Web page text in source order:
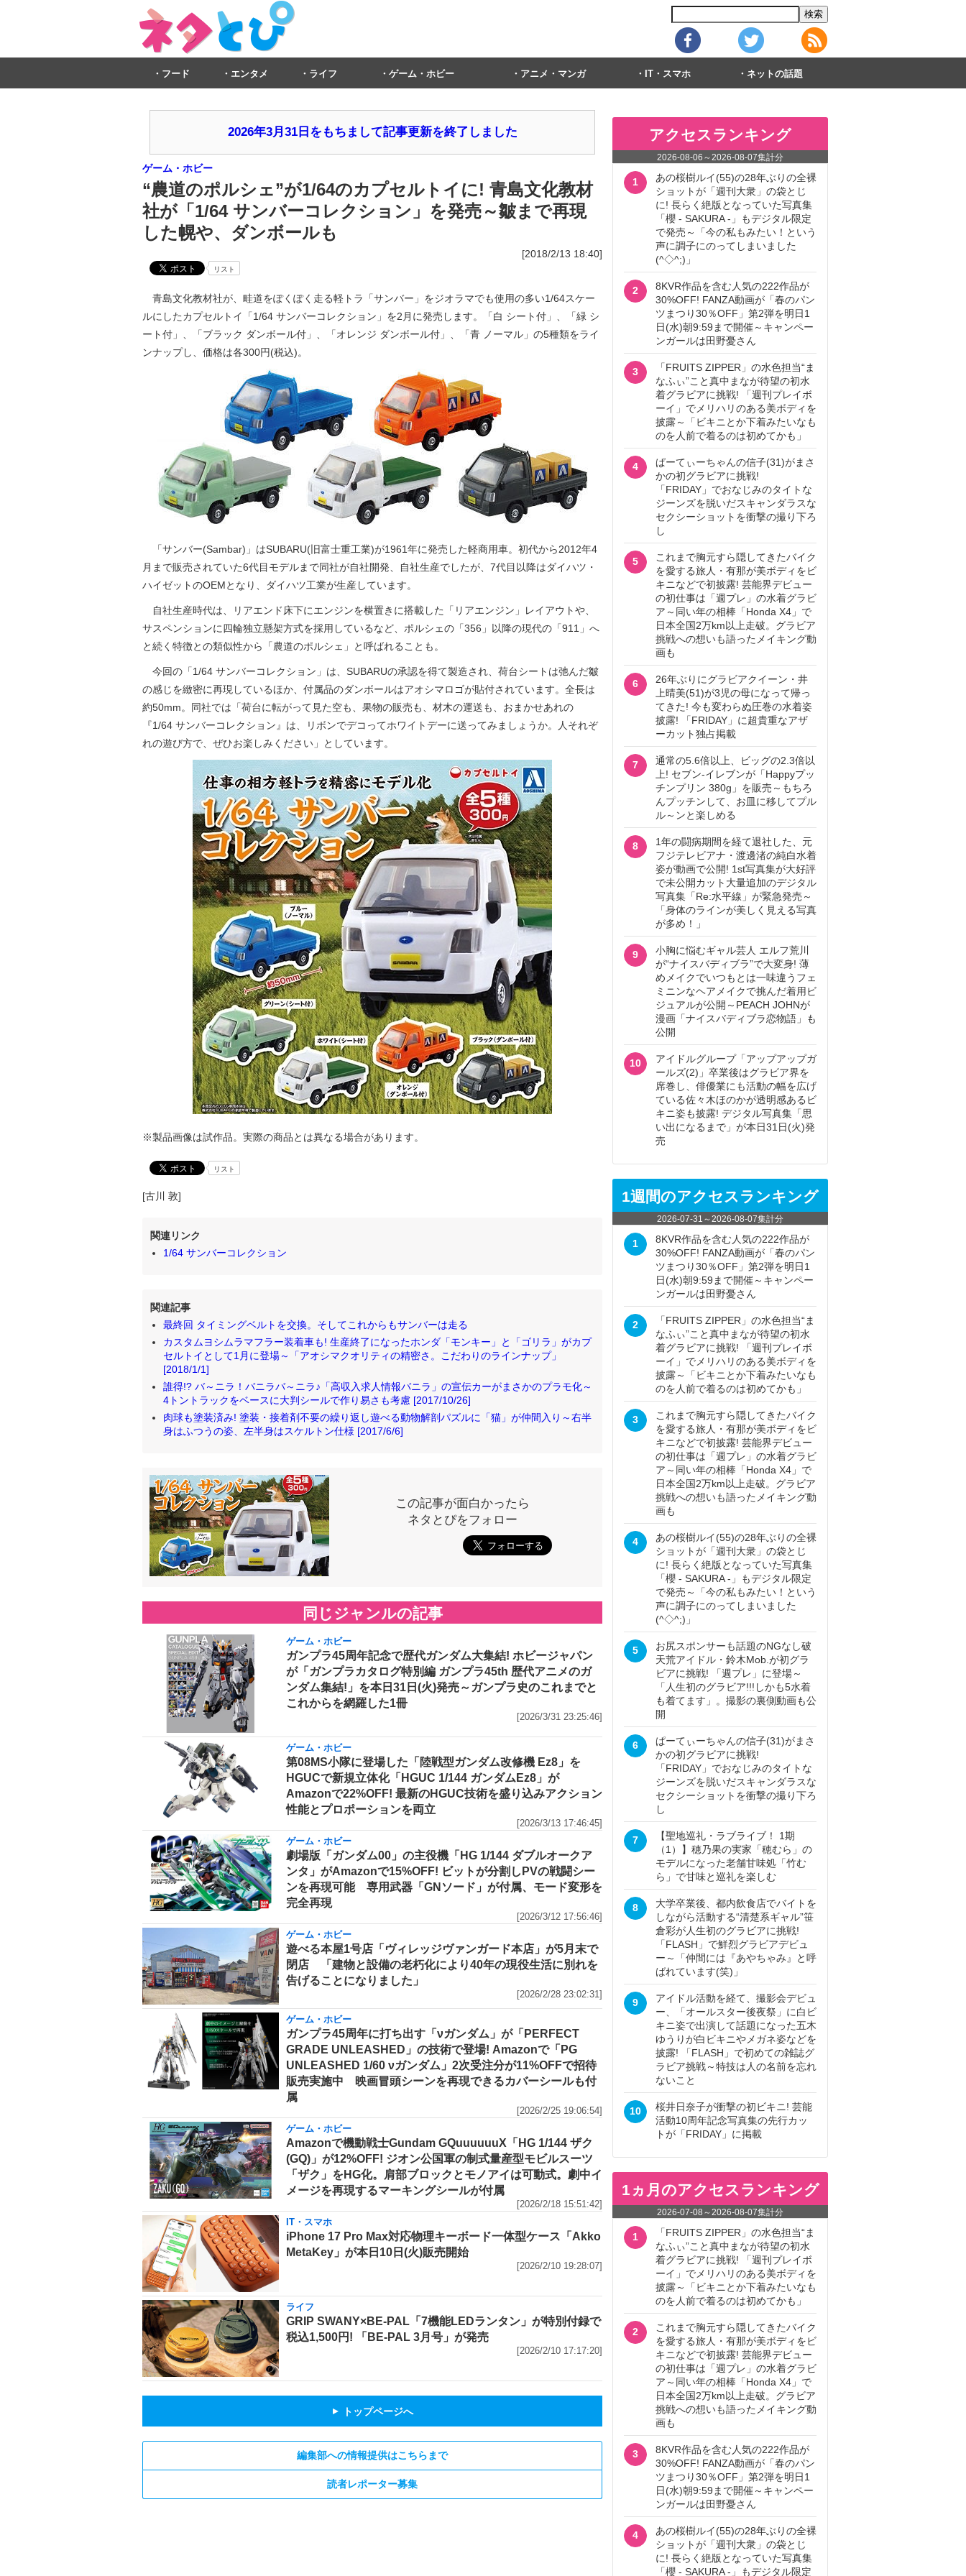
フード エンタメ ライフ ゲーム・ホビー アニメ・マンガ IT・スマホ ネットの話題
2026年3月31日をもちまして記事更新を終了しました
ゲーム・ホビー
“農道のポルシェ”が1/64のカプセルトイに! 青島文化教材
社が「1/64 サンバーコレクション」を発売～皺まで再現
した幌や、ダンボールも
[2018/2/13 18:40]
リスト
青島文化教材社が、畦道をぽくぽく走る軽トラ「サンバー」をジオラマでも使用の多い1/64スケー
ルにしたカプセルトイ「1/64 サンバーコレクション」を2月に発売します。「白 シート付」、「緑 シ
ート付」、「ブラック ダンボール付」、「オレンジ ダンボール付」、「青 ノーマル」の5種類をライ
ンナップし、価格は各300円(税込)。
「サンバー(Sambar)」はSUBARU(旧富士重工業)が1961年に発売した軽商用車。初代から2012年4
月まで販売されていた6代目モデルまで同社が自社開発、自社生産でしたが、7代目以降はダイハツ・
ハイゼットのOEMとなり、ダイハツ工業が生産しています。
自社生産時代は、リアエンド床下にエンジンを横置きに搭載した「リアエンジン」レイアウトや、
サスペンションに四輪独立懸架方式を採用しているなど、ポルシェの「356」以降の現代の「911」へ
と続く特徴との類似性から「農道のポルシェ」と呼ばれることも。
今回の「1/64 サンバーコレクション」は、SUBARUの承認を得て製造され、荷台シートは弛んだ皺
の感じを緻密に再現しているほか、付属品のダンボールはアオシマロゴが貼付されています。全長は
約50mm。同社では「荷台に転がって見た空も、果物の販売も、材木の運送も、おまかせあれの
『1/64 サンバーコレクション』は、リボンでデコってホワイトデーに送ってみましょうか。人それぞ
れの遊び方で、ぜひお楽しみください」としています。
※製品画像は試作品。実際の商品とは異なる場合があります。
リスト
[古川 敦]
関連リンク
1/64 サンバーコレクション
関連記事
最終回 タイミングベルトを交換。そしてこれからもサンバーは走る
カスタムヨシムラマフラー装着車も! 生産終了になったホンダ「モンキー」と「ゴリラ」がカプ
セルトイとして1月に登場～「アオシマクオリティの精密さ。こだわりのラインナップ」
[2018/1/1]
誰得!? バ～ニラ！バニラバ～ニラ♪「高収入求人情報バニラ」の宣伝カーがまさかのプラモ化～
4トントラックをベースに大判シールで作り易さも考慮 [2017/10/26]
肉球も塗装済み! 塗装・接着剤不要の繰り返し遊べる動物解剖パズルに「猫」が仲間入り～右半
身はふつうの姿、左半身はスケルトン仕様 [2017/6/6]
この記事が面白かったら
ネタとぴをフォロー
同じジャンルの記事
ゲーム・ホビー
ガンプラ45周年記念で歴代ガンダム大集結! ホビージャパン
が「ガンプラカタログ特別編 ガンプラ45th 歴代アニメのガ
ンダム集結!」を本日31日(火)発売～ガンプラ史のこれまでと
これからを網羅した1冊
[2026/3/31 23:25:46]
ゲーム・ホビー
第08MS小隊に登場した「陸戦型ガンダム改修機 Ez8」を
HGUCで新規立体化「HGUC 1/144 ガンダムEz8」が
Amazonで22%OFF! 最新のHGUC技術を盛り込みアクション
性能とプロポーションを両立
[2026/3/13 17:46:45]
ゲーム・ホビー
劇場版「ガンダム00」の主役機「HG 1/144 ダブルオークア
ンタ」がAmazonで15%OFF! ビットが分割しPVの戦闘シー
ンを再現可能 専用武器「GNソード」が付属、モード変形を
完全再現
[2026/3/12 17:56:46]
ゲーム・ホビー
遊べる本屋1号店「ヴィレッジヴァンガード本店」が5月末で
閉店 「建物と設備の老朽化により40年の現役生活に別れを
告げることになりました」
[2026/2/28 23:02:31]
ゲーム・ホビー
ガンプラ45周年に打ち出す「νガンダム」が「PERFECT
GRADE UNLEASHED」の技術で登場! Amazonで「PG
UNLEASHED 1/60 νガンダム」2次受注分が11%OFFで招待
販売実施中 映画冒頭シーンを再現できるカバーシールも付
属
[2026/2/25 19:06:54]
ゲーム・ホビー
Amazonで機動戦士Gundam GQuuuuuuX「HG 1/144 ザク
(GQ)」が12%OFF! ジオン公国軍の制式量産型モビルスーツ
「ザク」をHG化。肩部ブロックとモノアイは可動式。劇中イ
メージを再現するマーキングシールが付属
[2026/2/18 15:51:42]
IT・スマホ
iPhone 17 Pro Max対応物理キーボード一体型ケース「Akko
MetaKey」が本日10日(火)販売開始
[2026/2/10 19:28:07]
ライフ
GRIP SWANY×BE-PAL「7機能LEDランタン」が特別付録で
税込1,500円! 「BE-PAL 3月号」が発売
[2026/2/10 17:17:20]
▲ トップページへ
編集部への情報提供はこちらまで
読者レポーター募集
アクセスランキング
2026-08-06 ～2026-08-07集計分
1
あの桜樹ルイ(55)の28年ぶりの全裸
ショットが「週刊大衆」の袋とじ
に! 長らく絶版となっていた写真集
「櫻 - SAKURA -」もデジタル限定
で発売～「今の私もみたい！という
声に調子にのってしまいました
(^◇^;)」
2
8KVR作品を含む人気の222作品が
30%OFF! FANZA動画が「春のパン
ツまつり30％OFF」第2弾を明日1
日(水)朝9:59まで開催～キャンペー
ンガールは田野憂さん
3
「FRUITS ZIPPER」の水色担当“ま
なふぃ”こと真中まなが待望の初水
着グラビアに挑戦! 「週刊プレイボ
ーイ」でメリハリのある美ボディを
披露～「ビキニとか下着みたいなも
のを人前で着るのは初めてかも」
4
ぱーてぃーちゃんの信子(31)がまさ
かの初グラビアに挑戦!
「FRIDAY」でおなじみのタイトな
ジーンズを脱いだスキャンダラスな
セクシーショットを衝撃の撮り下ろ
し
5
これまで胸元すら隠してきたバイク
を愛する旅人・有那が美ボディをビ
キニなどで初披露! 芸能界デビュー
の初仕事は「週プレ」の水着グラビ
ア～同い年の相棒「Honda X4」で
日本全国2万km以上走破。グラビア
挑戦への想いも語ったメイキング動
画も
6
26年ぶりにグラビアクイーン・井
上晴美(51)が3児の母になって帰っ
てきた! 今も変わらぬ圧巻の水着姿
披露! 「FRIDAY」に超貴重なアザ
ーカット独占掲載
7
通常の5.6倍以上、ビッグの2.3倍以
上! セブン‐イレブンが「Happyプッ
チンプリン 380g」を販売～もちろ
んプッチンして、お皿に移してプル
ル～ンと楽しめる
8
1年の闘病期間を経て退社した、元
フジテレビアナ・渡邊渚の純白水着
姿が動画で公開! 1st写真集が大好評
で未公開カット大量追加のデジタル
写真集「Re:水平線」が緊急発売～
「身体のラインが美しく見える写真
が多め！」
9
小胸に悩むギャル芸人 エルフ荒川
が“ナイスバディブラ”で大変身! 薄
めメイクでいつもとは一味違うフェ
ミニンなヘアメイクで挑んだ着用ビ
ジュアルが公開～PEACH JOHNが
漫画「ナイスバディブラ恋物語」も
公開
10
アイドルグループ「アップアップガ
ールズ(2)」卒業後はグラビア界を
席巻し、俳優業にも活動の幅を広げ
ている佐々木ほのかが透明感あるビ
キニ姿も披露! デジタル写真集「思
い出になるまで」が本日31日(火)発
売
1週間のアクセスランキング
2026-07-31 ～2026-08-07集計分
1
8KVR作品を含む人気の222作品が
30%OFF! FANZA動画が「春のパン
ツまつり30％OFF」第2弾を明日1
日(水)朝9:59まで開催～キャンペー
ンガールは田野憂さん
2
「FRUITS ZIPPER」の水色担当“ま
なふぃ”こと真中まなが待望の初水
着グラビアに挑戦! 「週刊プレイボ
ーイ」でメリハリのある美ボディを
披露～「ビキニとか下着みたいなも
のを人前で着るのは初めてかも」
3
これまで胸元すら隠してきたバイク
を愛する旅人・有那が美ボディをビ
キニなどで初披露! 芸能界デビュー
の初仕事は「週プレ」の水着グラビ
ア～同い年の相棒「Honda X4」で
日本全国2万km以上走破。グラビア
挑戦への想いも語ったメイキング動
画も
4
あの桜樹ルイ(55)の28年ぶりの全裸
ショットが「週刊大衆」の袋とじ
に! 長らく絶版となっていた写真集
「櫻 - SAKURA -」もデジタル限定
で発売～「今の私もみたい！という
声に調子にのってしまいました
(^◇^;)」
5
お尻スポンサーも話題のNGなし破
天荒アイドル・鈴木Mob.が初グラ
ビアに挑戦! 「週プレ」に登場～
「人生初のグラビア!!!しかも5水着
も着てます」。撮影の裏側動画も公
開
6
ぱーてぃーちゃんの信子(31)がまさ
かの初グラビアに挑戦!
「FRIDAY」でおなじみのタイトな
ジーンズを脱いだスキャンダラスな
セクシーショットを衝撃の撮り下ろ
し
7
【聖地巡礼・ラブライブ！ 1期
（1）】穂乃果の実家「穂むら」の
モデルになった老舗甘味処「竹む
ら」で甘味と巡礼を楽しむ
8
大学卒業後、都内飲食店でバイトを
しながら活動する“清楚系ギャル”笹
倉彩が人生初のグラビアに挑戦!
「FLASH」で鮮烈グラビアデビュ
ー～「仲間には『あやちゃみ』と呼
ばれています(笑)」
9
アイドル活動を経て、撮影会デビュ
ー、「オールスター後夜祭」に白ビ
キニ姿で出演して話題になった五木
ゆうりが白ビキニやメガネ姿などを
披露! 「FLASH」で初めての雑誌グ
ラビア挑戦～特技は人の名前を忘れ
ないこと
10
桜井日奈子が衝撃の初ビキニ! 芸能
活動10周年記念写真集の先行カッ
トが「FRIDAY」に掲載
1ヵ月のアクセスランキング
2026-07-08 ～2026-08-07集計分
1
「FRUITS ZIPPER」の水色担当“ま
なふぃ”こと真中まなが待望の初水
着グラビアに挑戦! 「週刊プレイボ
ーイ」でメリハリのある美ボディを
披露～「ビキニとか下着みたいなも
のを人前で着るのは初めてかも」
2
これまで胸元すら隠してきたバイク
を愛する旅人・有那が美ボディをビ
キニなどで初披露! 芸能界デビュー
の初仕事は「週プレ」の水着グラビ
ア～同い年の相棒「Honda X4」で
日本全国2万km以上走破。グラビア
挑戦への想いも語ったメイキング動
画も
3
8KVR作品を含む人気の222作品が
30%OFF! FANZA動画が「春のパン
ツまつり30％OFF」第2弾を明日1
日(水)朝9:59まで開催～キャンペー
ンガールは田野憂さん
4
あの桜樹ルイ(55)の28年ぶりの全裸
ショットが「週刊大衆」の袋とじ
に! 長らく絶版となっていた写真集
「櫻 - SAKURA -」もデジタル限定